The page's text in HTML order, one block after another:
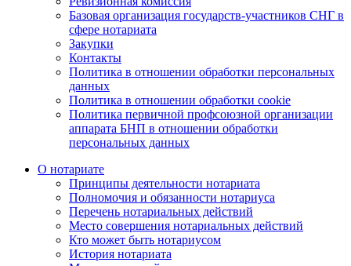
Базовая организация государств-участников СНГ в
сфере нотариата
Закупки
Контакты
Политика в отношении обработки персональных
данных
Политика в отношении обработки cookie
Политика первичной профсоюзной организации
аппарата БНП в отношении обработки
персональных данных
О нотариате
Принципы деятельности нотариата
Полномочия и обязанности нотариуса
Перечень нотариальных действий
Место совершения нотариальных действий
Кто может быть нотариусом
История нотариата